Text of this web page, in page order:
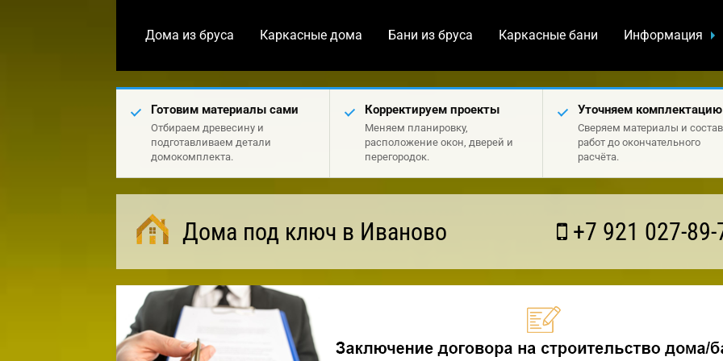
Дома из бруса Каркасные дома Бани из бруса Каркасные бани Информация
Готовим материалы сами
Отбираем древесину и
подготавливаем детали
домокомплекта.
Корректируем проекты
Меняем планировку,
расположение окон, дверей и
перегородок.
Уточняем комплектацию
Сверяем материалы и состав
работ до окончательного
расчёта.
Дома под ключ в Иваново +7 921 027-89-